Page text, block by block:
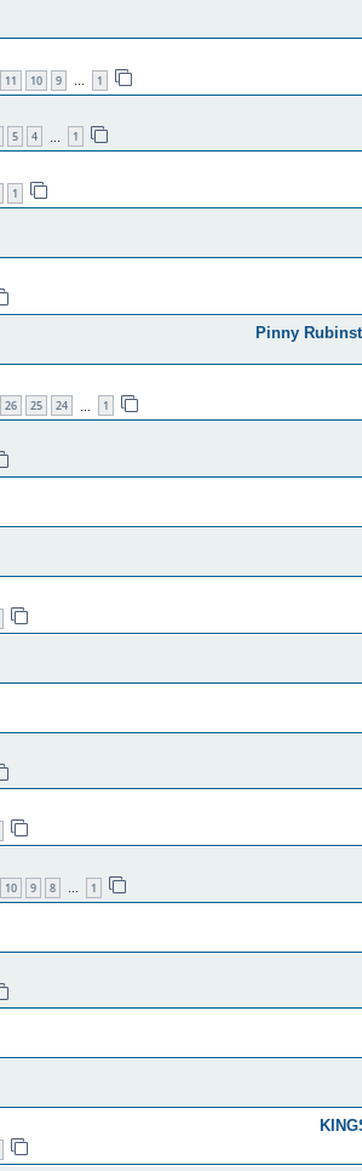
1
…
9
10
11
1
4
5
1
1
24
25
26
1
8
9
10